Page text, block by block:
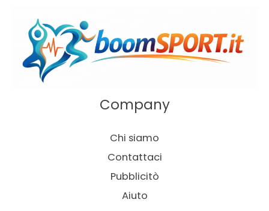
Company
Chi siamo
Contattaci
Pubblicitò
Aiuto